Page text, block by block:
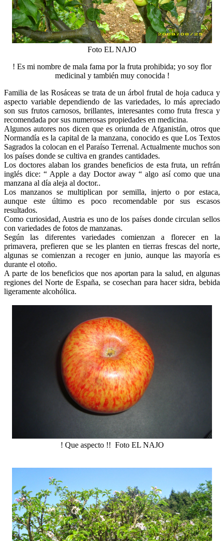
Foto EL NAJO
! Es mi nombre de mala fama por la fruta prohibida; yo soy flor
medicinal y también muy conocida !
Familia de las Rosáceas se trata de un árbol frutal de hoja caduca y
aspecto variable dependiendo de las variedades, lo más apreciado
son sus frutos carnosos, brillantes, interesantes como fruta fresca y
recomendada por sus numerosas propiedades en medicina.
Algunos autores nos dicen que es oriunda de Afganistán, otros que
Normandía es la capital de la manzana, conocido es que Los Textos
Sagrados la colocan en el Paraíso Terrenal. Actualmente muchos son
los países donde se cultiva en grandes cantidades.
Los doctores alaban los grandes beneficios de esta fruta, un refrán
inglés dice: “ Apple a day Doctor away “ algo así como que una
manzana al día aleja al doctor..
Los manzanos se multiplican por semilla, injerto o por estaca,
aunque este último es poco recomendable por sus escasos
resultados.
Como curiosidad, Austria es uno de los países donde circulan sellos
con variedades de fotos de manzanas.
Según las diferentes variedades comienzan a florecer en la
primavera, prefieren que se les planten en tierras frescas del norte,
algunas se comienzan a recoger en junio, aunque las mayoría es
durante el otoño.
A parte de los beneficios que nos aportan para la salud, en algunas
regiones del Norte de España, se cosechan para hacer sidra, bebida
ligeramente alcohólica.
! Que aspecto !! Foto EL NAJO